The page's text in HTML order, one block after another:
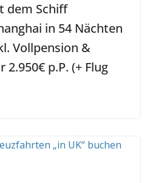
dem Schiff
in 54 Nächten
Vollpension &
p.P. (+ Flug